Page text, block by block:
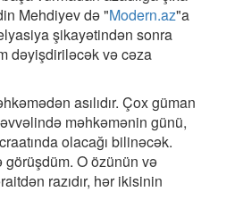
Mehdiyev də "Modern.az"a
şikayətindən sonra
dəyişdiriləcək və cəza
asılıdır. Çox güman
məhkəmənin günü,
olacağı bilinəcək.
O özünün və
razıdır, hər ikisinin